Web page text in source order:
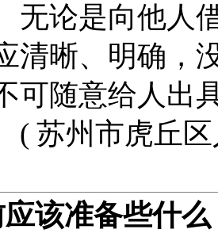
无论是向他人
清晰、明确，
可随意给人出
( 苏州市虎丘
该准备些什么